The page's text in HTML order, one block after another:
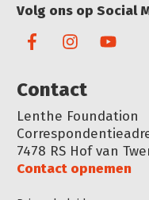
Volg ons op Social
Contact
Lenthe Foundation
7478 RS Hof van
Contact opnemen